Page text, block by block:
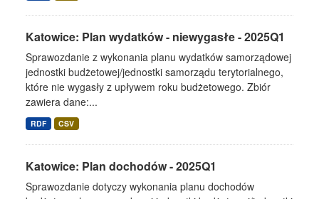
Katowice: Plan wydatków - niewygasłe - 2025Q1
Sprawozdanie z wykonania planu wydatków samorządowej
jednostki budżetowej/jednostki samorządu terytorialnego,
które nie wygasły z upływem roku budżetowego. Zbiór
zawiera dane:...
RDF CSV
Katowice: Plan dochodów - 2025Q1
Sprawozdanie dotyczy wykonania planu dochodów